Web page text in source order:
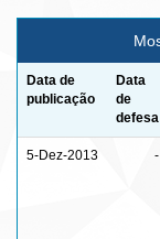
Data de
publicação
Data
de
defesa
5-Dez-2013 -